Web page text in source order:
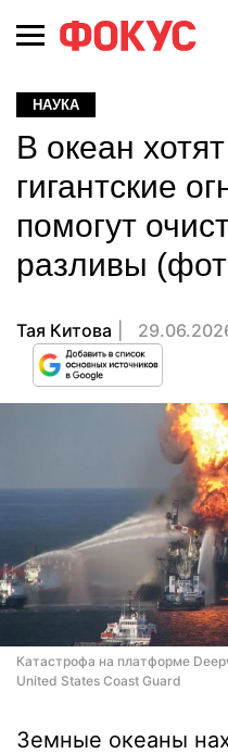
НАУКА
В океан
гигантские
помогут
разливы
Тая Китова
Катастрофа на платформе
United States Coast Guard
Земные океаны